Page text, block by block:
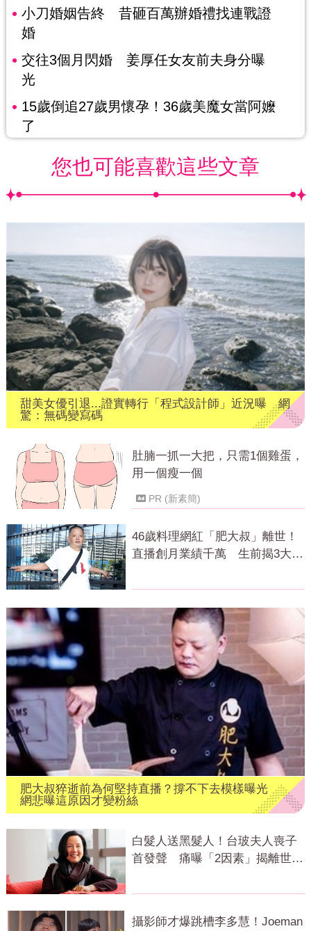
小刀婚姻告終 昔砸百萬辦婚禮找連戰證
婚
交往3個月閃婚 姜厚任女友前夫身分曝
光
15歲倒追27歲男懷孕！36歲美魔女當阿嬤
了
您也可能喜歡這些文章
甜美女優引退...證實轉行「程式設計師」近況曝 網
驚：無碼變寫碼
肚腩一抓一大把，只需1個雞蛋，
用一個瘦一個
PR (新素簡)
46歲料理網紅「肥大叔」離世！
直播創月業績千萬 生前揭3大成
肥大叔猝逝前為何堅持直播？撐不下去模樣曝光
網悲曝這原因才變粉絲
白髮人送黑髮人！台玻夫人喪子
首發聲 痛曝「2因素」揭離世真
攝影師才爆跳槽李多慧！Joeman